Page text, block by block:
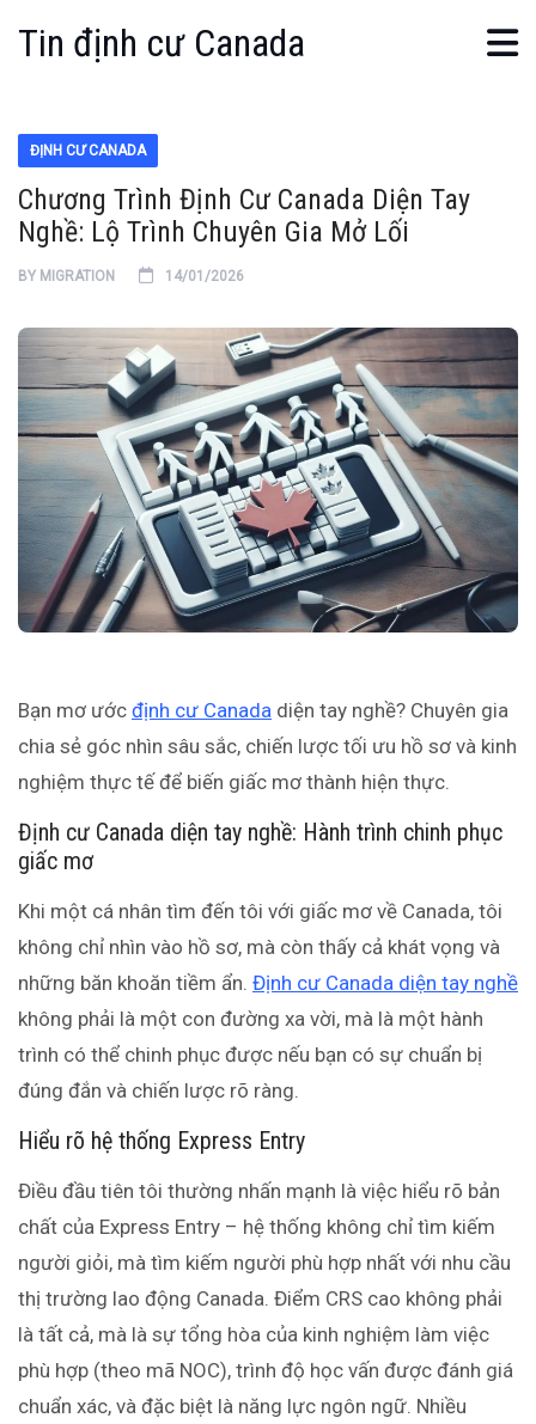
Tin định cư Canada
ĐỊNH CƯ CANADA
Chương Trình Định Cư Canada Diện Tay
Nghề: Lộ Trình Chuyên Gia Mở Lối
BY MIGRATION 14/01/2026
Bạn mơ ước định cư Canada diện tay nghề? Chuyên gia
chia sẻ góc nhìn sâu sắc, chiến lược tối ưu hồ sơ và kinh
nghiệm thực tế để biến giấc mơ thành hiện thực.
Định cư Canada diện tay nghề: Hành trình chinh phục
giấc mơ
Khi một cá nhân tìm đến tôi với giấc mơ về Canada, tôi
không chỉ nhìn vào hồ sơ, mà còn thấy cả khát vọng và
những băn khoăn tiềm ẩn. Định cư Canada diện tay nghề
không phải là một con đường xa vời, mà là một hành
trình có thể chinh phục được nếu bạn có sự chuẩn bị
đúng đắn và chiến lược rõ ràng.
Hiểu rõ hệ thống Express Entry
Điều đầu tiên tôi thường nhấn mạnh là việc hiểu rõ bản
chất của Express Entry – hệ thống không chỉ tìm kiếm
người giỏi, mà tìm kiếm người phù hợp nhất với nhu cầu
thị trường lao động Canada. Điểm CRS cao không phải
là tất cả, mà là sự tổng hòa của kinh nghiệm làm việc
phù hợp (theo mã NOC), trình độ học vấn được đánh giá
chuẩn xác, và đặc biệt là năng lực ngôn ngữ. Nhiều